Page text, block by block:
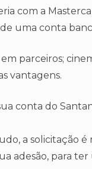
com a
uma conta
em parceiros;
vantagens.
conta do
a solicitação
adesão, para